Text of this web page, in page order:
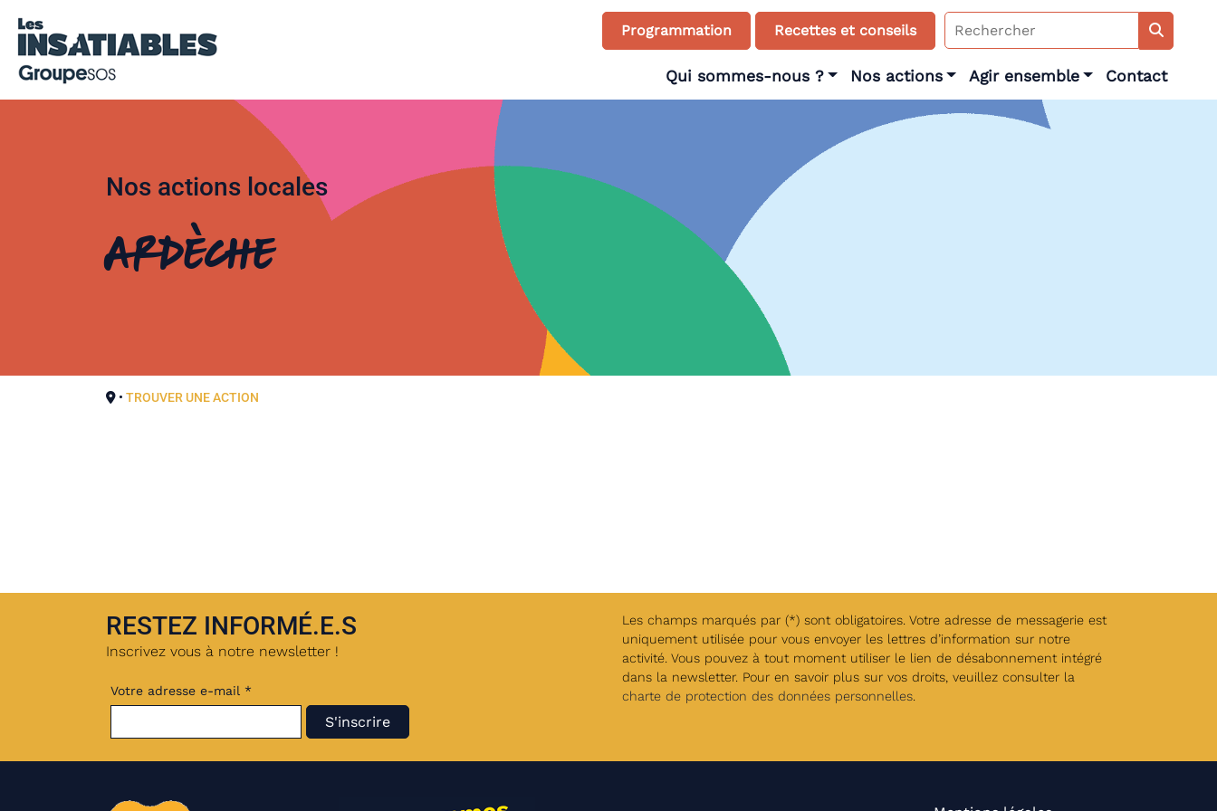
Programmation Recettes et conseils
Search
for:
Qui sommes-nous ? Nos actions Agir ensemble Contact
Nos actions locales
Ardèche
• TROUVER UNE ACTION
RESTEZ INFORMÉ.E.S
Inscrivez vous à notre newsletter !
Votre adresse e-mail *
Les champs marqués par (*) sont obligatoires. Votre adresse de messagerie est
uniquement utilisée pour vous envoyer les lettres d’information sur notre
activité. Vous pouvez à tout moment utiliser le lien de désabonnement intégré
dans la newsletter. Pour en savoir plus sur vos droits, veuillez consulter la
charte de protection des données personnelles